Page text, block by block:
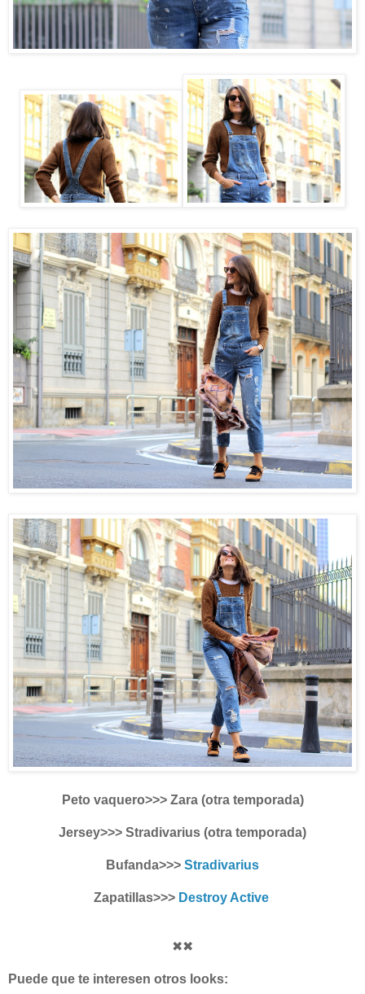
Peto vaquero>>> Zara (otra temporada)
Jersey>>> Stradivarius (otra temporada)
Bufanda>>> Stradivarius
Zapatillas>>> Destroy Active
✖✖
Puede que te interesen otros looks: